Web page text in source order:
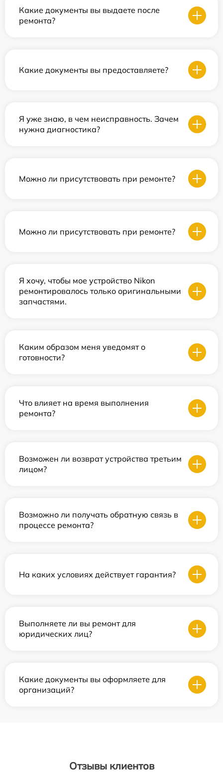
Какие документы вы выдаете после
ремонта?
Какие документы вы предоставляете?
Я уже знаю, в чем неисправность. Зачем
нужна диагностика?
Можно ли присутствовать при ремонте?
Можно ли присутствовать при ремонте?
Я хочу, чтобы мое устройство Nikon
ремонтировалось только оригинальными
запчастями.
Каким образом меня уведомят о
готовности?
Что влияет на время выполнения
ремонта?
Возможен ли возврат устройства третьим
лицом?
Возможно ли получать обратную связь в
процессе ремонта?
На каких условиях действует гарантия?
Выполняете ли вы ремонт для
юридических лиц?
Какие документы вы оформляете для
организаций?
Отзывы клиентов